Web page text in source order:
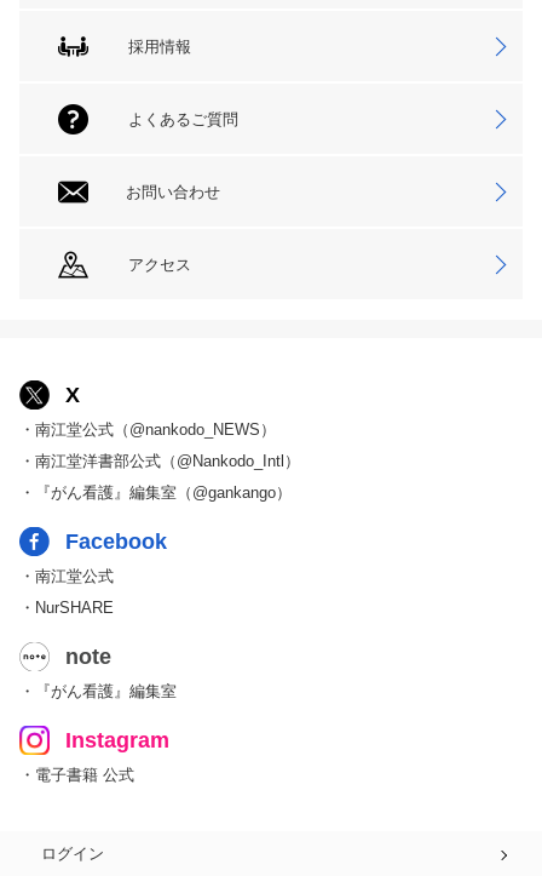
採用情報
よくあるご質問
お問い合わせ
アクセス
X
・南江堂公式（@nankodo_NEWS）
・南江堂洋書部公式（@Nankodo_Intl）
・『がん看護』編集室（@gankango）
Facebook
・南江堂公式
・NurSHARE
note
・『がん看護』編集室
Instagram
・電子書籍 公式
ログイン